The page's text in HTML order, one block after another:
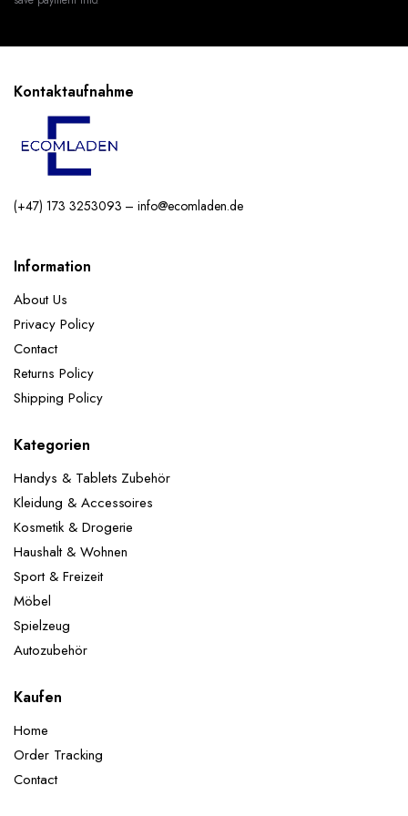
Kontaktaufnahme
(+47) 173 3253093 – info@ecomladen.de
Information
About Us
Privacy Policy
Contact
Returns Policy
Shipping Policy
Kategorien
Handys & Tablets Zubehör
Kleidung & Accessoires
Kosmetik & Drogerie
Haushalt & Wohnen
Sport & Freizeit
Möbel
Spielzeug
Autozubehör
Kaufen
Home
Order Tracking
Contact